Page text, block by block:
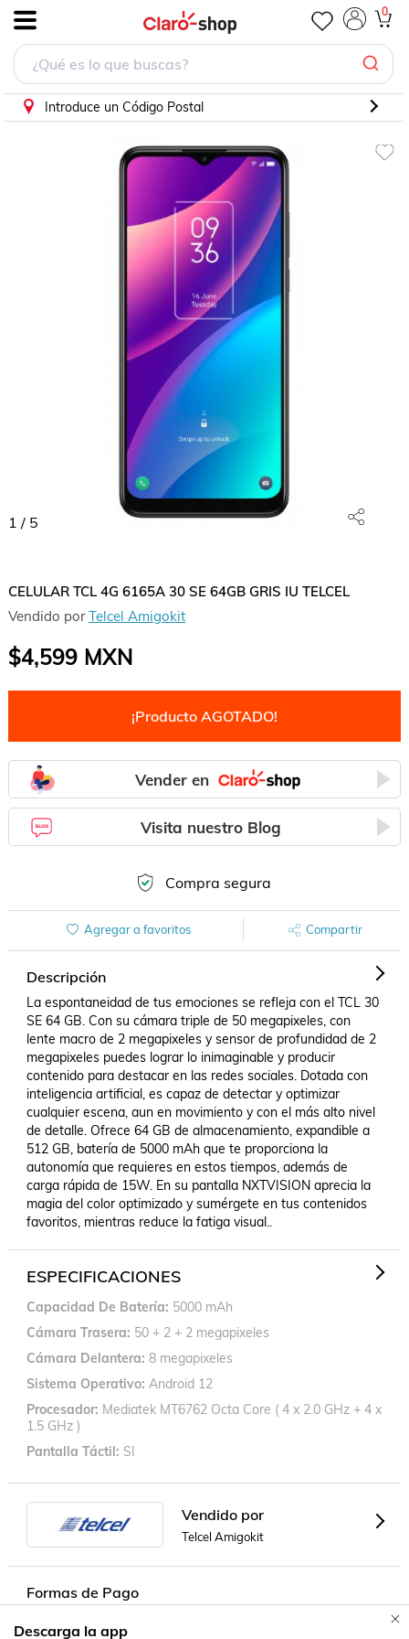
0
Introduce un Código Postal
1 / 5
CELULAR TCL 4G 6165A 30 SE 64GB GRIS IU TELCEL
Vendido porTelcel Amigokit
$4,599MXN
¡Producto AGOTADO!
Vender en
Visita nuestro Blog
Compra segura
Agregar a favoritos Compartir
Descripción
La espontaneidad de tus emociones se refleja con el TCL 30
SE 64 GB. Con su cámara triple de 50 megapixeles, con
lente macro de 2 megapixeles y sensor de profundidad de 2
megapixeles puedes lograr lo inimaginable y producir
contenido para destacar en las redes sociales. Dotada con
inteligencia artificial, es capaz de detectar y optimizar
cualquier escena, aun en movimiento y con el más alto nivel
de detalle. Ofrece 64 GB de almacenamiento, expandible a
512 GB, batería de 5000 mAh que te proporciona la
autonomía que requieres en estos tiempos, además de
carga rápida de 15W. En su pantalla NXTVISION aprecia la
magia del color optimizado y sumérgete en tus contenidos
favoritos, mientras reduce la fatiga visual..
ESPECIFICACIONES
Capacidad De Batería 5000 mAh
Cámara Trasera 50 + 2 + 2 megapixeles
Cámara Delantera 8 megapixeles
Sistema Operativo Android 12
Procesador Mediatek MT6762 Octa Core ( 4 x 2.0 GHz + 4 x
1.5 GHz )
Pantalla Táctil SI
Vendido por
Telcel Amigokit
Formas de Pago
Descarga la app